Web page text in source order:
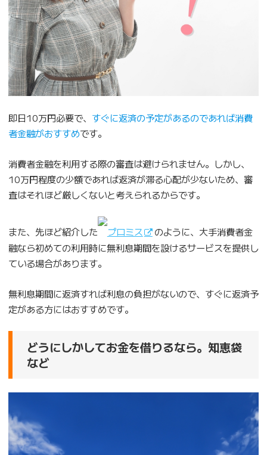
即日10万円必要で、 すぐに返済の予定があるのであれば消費
者金融がおすすめです。
消費者金融を利用する際の審査は避けられません。しかし、
10万円程度の少額であれば返済が滞る心配が少ないため、審
査はそれほど厳しくないと考えられるからです。
また、先ほど紹介した プロミス
のように、大手消費者金
融なら初めての利用時に無利息期間を設けるサービスを提供し
ている場合があります。
無利息期間に返済すれば利息の負担がないので、すぐに返済予
定がある方にはおすすめです。
どうにしかしてお金を借りるなら。知恵袋
など